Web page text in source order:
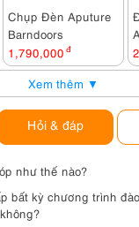
Chụp Đèn Aputure
Barndoors
1,790,000 đ
Xem thêm ▼
Hỏi & đáp
như thế nào?
bất kỳ chương trình